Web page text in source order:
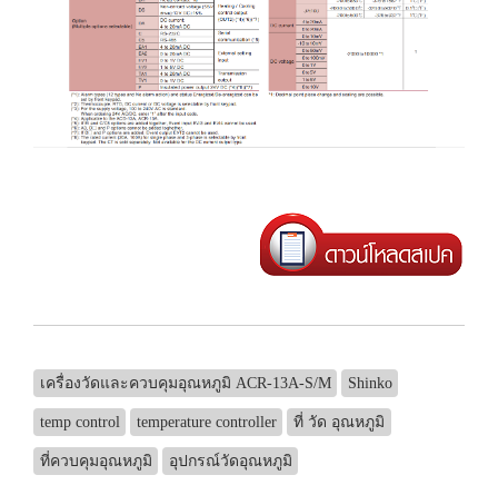
เครื่องวัดและควบคุมอุณหภูมิ ACR-13A-S/M Shinko
temp control temperature controller ที่ วัด อุณหภูมิ
ที่ควบคุมอุณหภูมิ อุปกรณ์วัดอุณหภูมิ